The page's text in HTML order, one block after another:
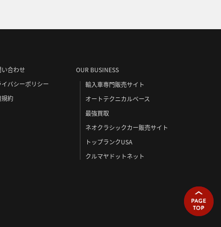
い合わせ
イバシーポリシー
規約
OUR BUSINESS
輸入車専門販売サイト
オートテクニカルベース
最強買取
ネオクラシックカー販売サイト
トップランクUSA
クルマヤドットネット